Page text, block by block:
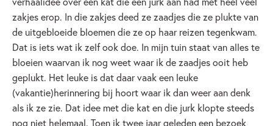
zakjes erop. In die zakjes deed ze zaadjes die ze plukte van
de uitgebloeide bloemen die ze op haar reizen tegenkwam.
Dat is iets wat ik zelf ook doe. In mijn tuin staat van alles te
bloeien waarvan ik nog weet waar ik de zaadjes ooit heb
geplukt. Het leuke is dat daar vaak een leuke
(vakantie)herinnering bij hoort waar ik dan weer aan denk
als ik ze zie. Dat idee met die kat en die jurk klopte steeds
nog niet helemaal. Toen ik twee jaar geleden een bezoek